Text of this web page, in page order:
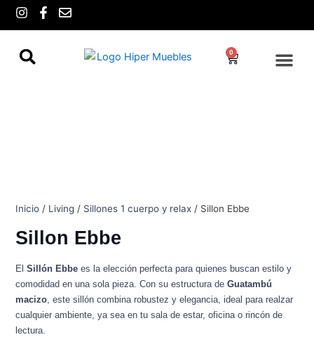
I
t
a
F
a
E
0
Cart
Inicio / Living / Sillones 1 cuerpo y relax / Sillon Ebbe
Sillon Ebbe
ElSillón Ebbe es la elección perfecta para quienes buscan estilo y
comodidad en una sola pieza. Con su estructura deGuatambú
macizo , este sillón combina robustez y elegancia, ideal para realzar
cualquier ambiente, ya sea en tu sala de estar, oficina o rincón de
lectura.